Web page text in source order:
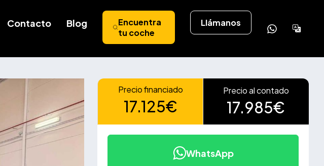
Contacto Blog
Encuentra
tu coche
Llámanos
Precio financiado
17.125€
Precio al contado
17.985€
WhatsApp